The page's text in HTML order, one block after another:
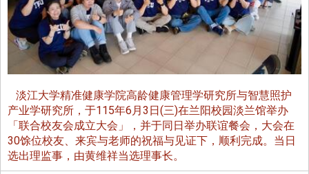
淡江大学精准健康学院高龄健康管理学研究所与智慧照护
产业学研究所，于115年6月3日(三)在兰阳校园淡兰馆举办
「联合校友会成立大会」，并于同日举办联谊餐会，大会在
30馀位校友、来宾与老师的祝福与见证下，顺利完成。当日
选出理监事，由黄维祥当选理事长。